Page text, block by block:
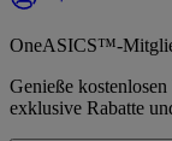
OneASICS™-
Genieße
exklusive Rabatte